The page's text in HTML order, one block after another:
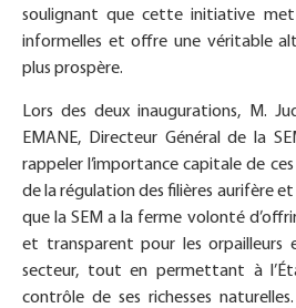
soulignant que cette initiative
informelles et offre une véritable
plus prospère.
Lors des deux inaugurations, M.
EMANE, Directeur Général de la
rappeler l’importance capitale de
de la régulation des filières aurifère
que la SEM a la ferme volonté
et transparent pour les orpailleurs
secteur, tout en permettant à
contrôle de ses richesses